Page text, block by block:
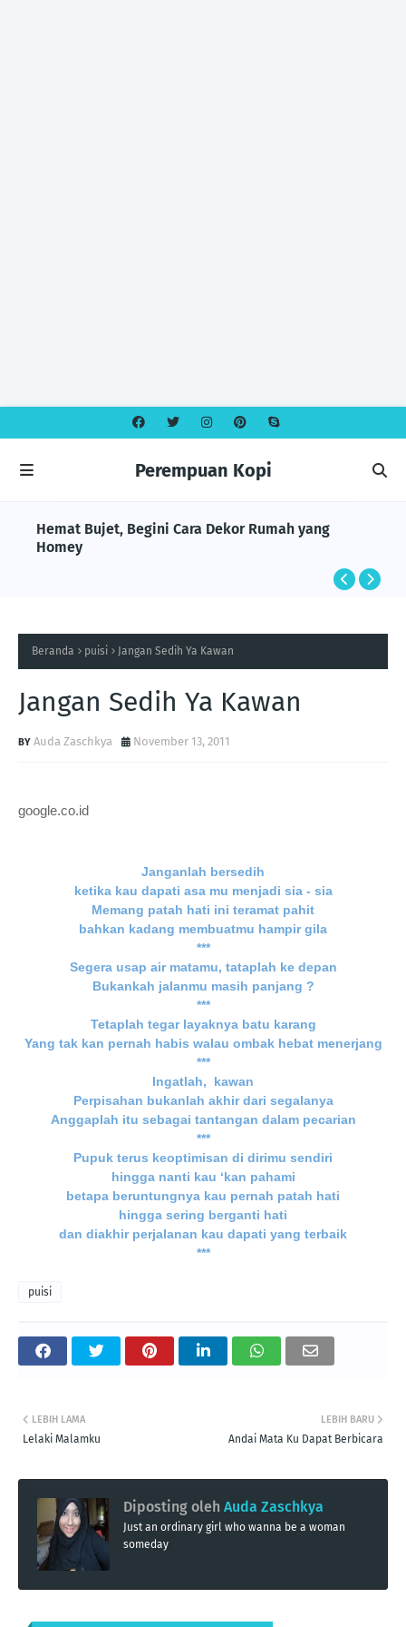
Perempuan Kopi
Hemat Bujet, Begini Cara Dekor Rumah yang
Homey
Beranda puisi Jangan Sedih Ya Kawan
Jangan Sedih Ya Kawan
Auda Zaschkya November 13, 2011
google.co.id
Janganlah bersedih
ketika kau dapati asa mu menjadi sia - sia
Memang patah hati ini teramat pahit
bahkan kadang membuatmu hampir gila
***
Segera usap air matamu, tataplah ke depan
Bukankah jalanmu masih panjang ?
***
Tetaplah tegar layaknya batu karang
Yang tak kan pernah habis walau ombak hebat menerjang
***
Ingatlah, kawan
Perpisahan bukanlah akhir dari segalanya
Anggaplah itu sebagai tantangan dalam pecarian
***
Pupuk terus keoptimisan di dirimu sendiri
hingga nanti kau ‘kan pahami
betapa beruntungnya kau pernah patah hati
hingga sering berganti hati
dan diakhir perjalanan kau dapati yang terbaik
***
puisi
LEBIH BARU
Andai Mata Ku Dapat Berbicara
LEBIH LAMA
Lelaki Malamku
Diposting oleh Auda Zaschkya
Just an ordinary girl who wanna be a woman
someday